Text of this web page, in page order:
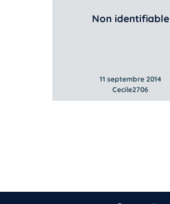
Non identifiable
11 septembre 2014
Cecile2706